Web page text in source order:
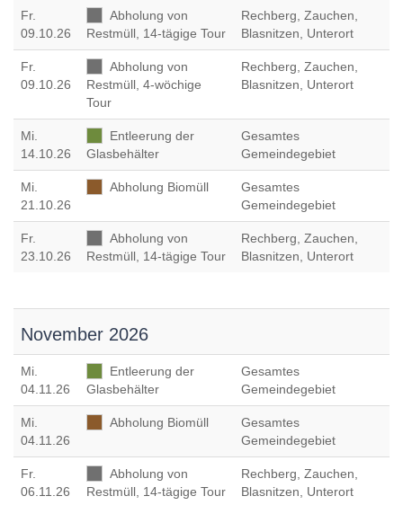
Fr.
09.10.26
Abholung von
Restmüll, 14-tägige Tour
Rechberg, Zauchen,
Blasnitzen, Unterort
Fr.
09.10.26
Abholung von
Restmüll, 4-wöchige
Tour
Rechberg, Zauchen,
Blasnitzen, Unterort
Mi.
14.10.26
Entleerung der
Glasbehälter
Gesamtes
Gemeindegebiet
Mi.
21.10.26
Abholung Biomüll
Gesamtes
Gemeindegebiet
Fr.
23.10.26
Abholung von
Restmüll, 14-tägige Tour
Rechberg, Zauchen,
Blasnitzen, Unterort
November 2026
Mi.
04.11.26
Entleerung der
Glasbehälter
Gesamtes
Gemeindegebiet
Mi.
04.11.26
Abholung Biomüll
Gesamtes
Gemeindegebiet
Fr.
06.11.26
Abholung von
Restmüll, 14-tägige Tour
Rechberg, Zauchen,
Blasnitzen, Unterort